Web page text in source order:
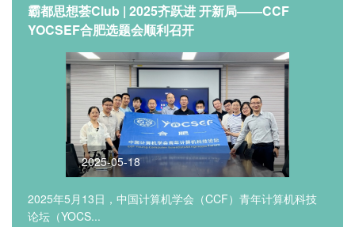
霸都思想荟Club | 2025齐跃进 开新局——CCF
YOCSEF合肥选题会顺利召开
2025-05-18
2025年5月13日，中国计算机学会（CCF）青年计算机科技
论坛（YOCS...